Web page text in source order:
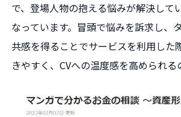
で、登場人物の抱える悩みが解決して
なっています。冒頭で悩みを訴求し、
共感を得ることでサービスを利用した
きやすく、CVへの温度感を高められる